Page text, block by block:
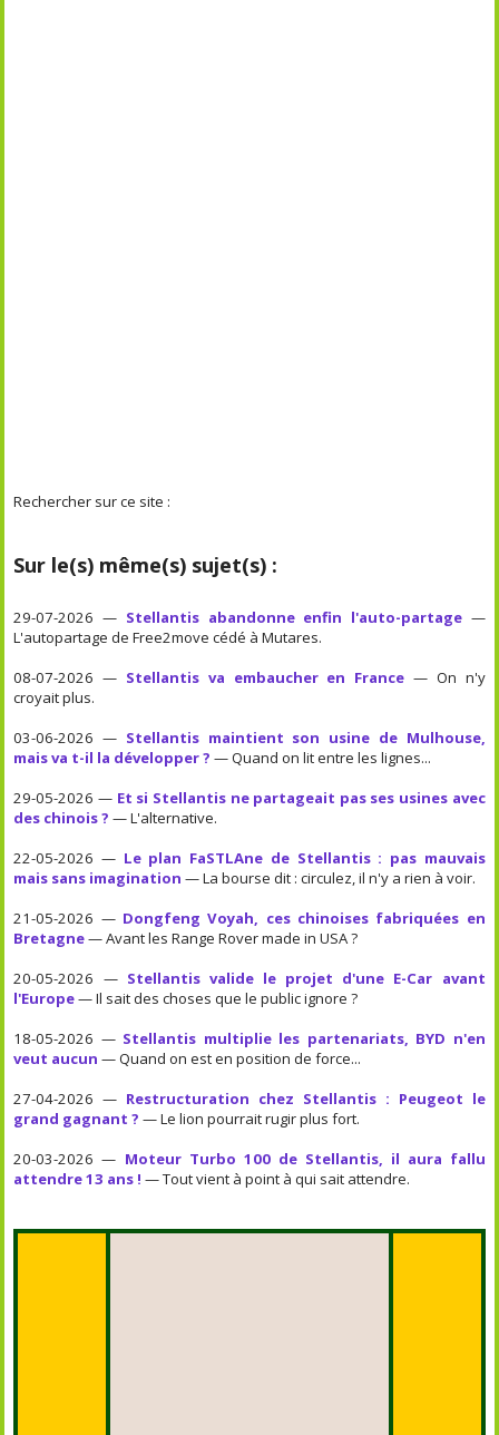
Rechercher sur ce site :
Sur le(s) même(s) sujet(s) :
29-07-2026 — Stellantis abandonne enfin l'auto-partage—
L'autopartage de Free2move cédé à Mutares.
08-07-2026 — Stellantis va embaucher en France — On n'y
croyait plus.
03-06-2026 — Stellantis maintient son usine de Mulhouse,
mais va t-il la développer ? — Quand on lit entre les lignes...
29-05-2026 — Et si Stellantis ne partageait pas ses usines avec
des chinois ? — L'alternative.
22-05-2026 — Le plan FaSTLAne de Stellantis : pas mauvais
mais sans imagination — La bourse dit : circulez, il n'y a rien à voir.
21-05-2026 — Dongfeng Voyah, ces chinoises fabriquées en
Bretagne— Avant les Range Rover made in USA ?
20-05-2026 — Stellantis valide le projet d'une E-Car avant
l'Europe— Il sait des choses que le public ignore ?
18-05-2026 — Stellantis multiplie les partenariats, BYD n'en
veut aucun — Quand on est en position de force...
27-04-2026 — Restructuration chez Stellantis : Peugeot le
grand gagnant ? — Le lion pourrait rugir plus fort.
20-03-2026 — Moteur Turbo 100 de Stellantis, il aura fallu
attendre 13 ans ! — Tout vient à point à qui sait attendre.